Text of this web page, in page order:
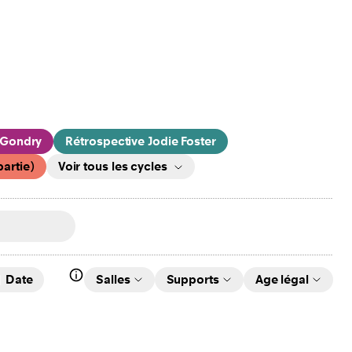
Rétrospective Jodie Foster
Voir tous les cycles
Nuit des musées 2026 : 25 ans
de Vidy : Berger / Tanner
Date Salles Supports Age légal